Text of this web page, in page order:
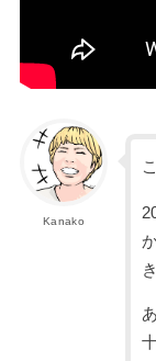
Kanako